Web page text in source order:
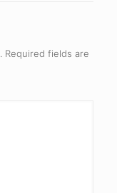
Required fields are